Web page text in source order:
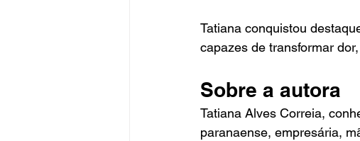
Tatiana conquistou
capazes de transformar
Sobre a autora
Tatiana Alves Correia,
paranaense, empresária,